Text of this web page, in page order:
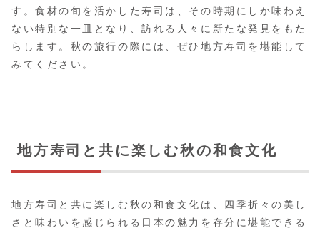
す。食材の旬を活かした寿司は、その時期にしか味わえ
ない特別な一皿となり、訪れる人々に新たな発見をもた
らします。秋の旅行の際には、ぜひ地方寿司を堪能して
みてください。
地方寿司と共に楽しむ秋の和食文化
地方寿司と共に楽しむ秋の和食文化は、四季折々の美し
さと味わいを感じられる日本の魅力を存分に堪能できる